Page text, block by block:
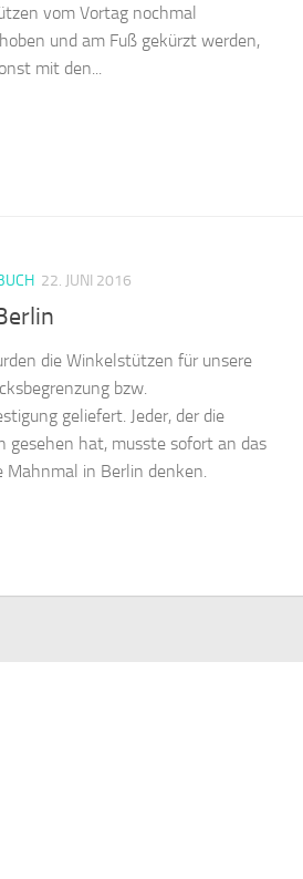
vom Vortag nochmal
und am Fuß gekürzt werden,
mit den...
22. JUNI 2016
die Winkelstützen für unsere
bzw.
geliefert. Jeder, der die
gesehen hat, musste sofort an das
Mahnmal in Berlin denken.